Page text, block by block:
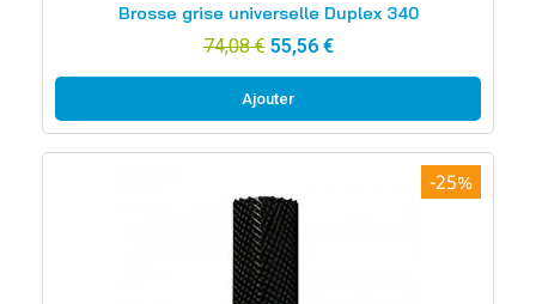
Brosse grise universelle Duplex 340
74,08 € 55,56 €
Ajouter
-25%